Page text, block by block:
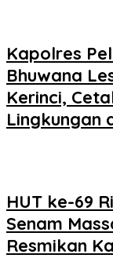
Kapolres
Bhuwana
Kerinci,
Lingkungan
HUT ke-69
Senam
Resmikan